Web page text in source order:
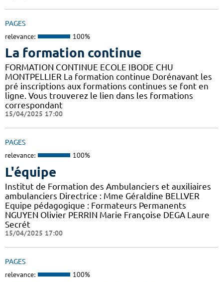
PAGES
relevance: 100%
La formation continue
FORMATION CONTINUE ECOLE IBODE CHU
MONTPELLIER La formation continue Dorénavant les
pré inscriptions aux formations continues se font en
ligne. Vous trouverez le lien dans les formations
correspondant
15/04/2025 17:00
PAGES
relevance: 100%
L'équipe
Institut de Formation des Ambulanciers et auxiliaires
ambulanciers Directrice : Mme Géraldine BELLVER
Equipe pédagogique : Formateurs Permanents
NGUYEN Olivier PERRIN Marie Françoise DEGA Laure
Secrét
15/04/2025 17:00
PAGES
relevance: 100%